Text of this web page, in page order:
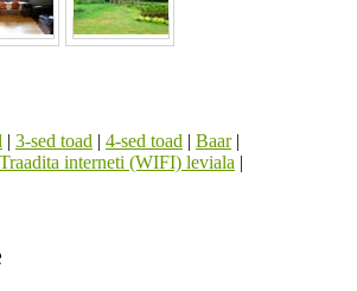
| 3-sed toad | 4-sed toad | Baar|
Traadita interneti (WIFI) leviala |